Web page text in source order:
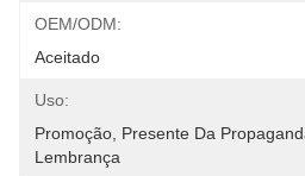
OEM/ODM:
Aceitado
Uso:
Promoção, Presente Da
Lembrança